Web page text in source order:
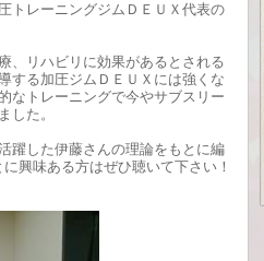
トレーニングジムＤＥＵＸ代表の
、リハビリに効果があるとされる
する加圧ジムＤＥＵＸには強くな
なトレーニングで今やサブスリー
した。
躍した伊藤さんの理論をもとに編
興味ある方はぜひ聴いて下さい！